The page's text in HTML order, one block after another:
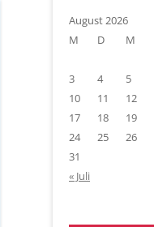
August 2026
M
D M
3
4 5
10
11 12
17
18 19
24
25 26
31
« Juli